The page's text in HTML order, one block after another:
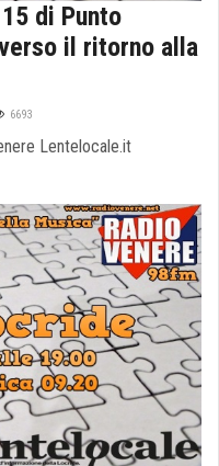
di Punto
il ritorno alla
6693
Lentelocale.it